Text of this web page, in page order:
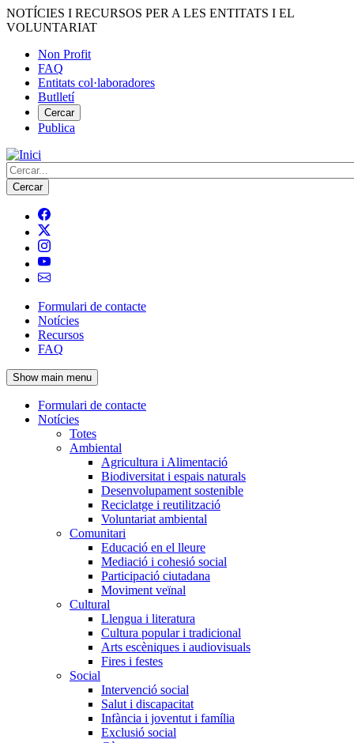
Vés
al
NOTÍCIES I RECURSOS PER A LES ENTITATS I EL
VOLUNTARIAT
Menú
del
compte
d'usuari
Non Profit
FAQ
Entitats col·laboradores
Butlletí
Cercar
Publica
Cerca
Navegació
principal
de
l'encapçalament
Formulari de contacte
Notícies
Recursos
FAQ
Show main menu
Navegació
principal
Formulari de contacte
Notícies
Totes
Ambiental
Agricultura i Alimentació
Biodiversitat i espais naturals
Desenvolupament sostenible
Reciclatge i reutilització
Voluntariat ambiental
Comunitari
Educació en el lleure
Mediació i cohesió social
Participació ciutadana
Moviment veïnal
Cultural
Llengua i literatura
Cultura popular i tradicional
Arts escèniques i audiovisuals
Fires i festes
Social
Intervenció social
Salut i discapacitat
Infància i joventut i família
Exclusió social